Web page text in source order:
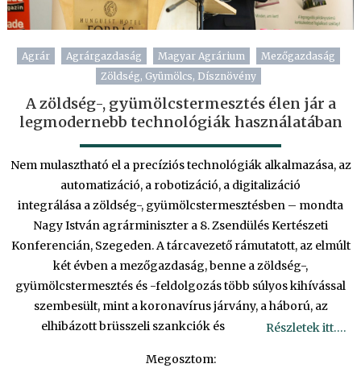
Agrár Agrárgazdaság Magyar Agrárium
Mezőgazdaság
Zöldség, Gyümölcs, Dísznövény
A zöldség-, gyümölcstermesztés élen jár a
legmodernebb technológiák használatában
Nem mulasztható el a precíziós technológiák alkalmazása, az
automatizáció, a robotizáció, a digitalizáció
integrálása a zöldség-, gyümölcstermesztésben – mondta
Nagy István agrárminiszter a 8. Zsendülés Kertészeti
Konferencián, Szegeden. A tárcavezető rámutatott, az elmúlt
két évben a mezőgazdaság, benne a zöldség-,
gyümölcstermesztés és -feldolgozás több súlyos kihívással
szembesült, mint a koronavírus járvány, a háború, az
elhibázott brüsszeli szankciók és
Részletek itt….
Megosztom: